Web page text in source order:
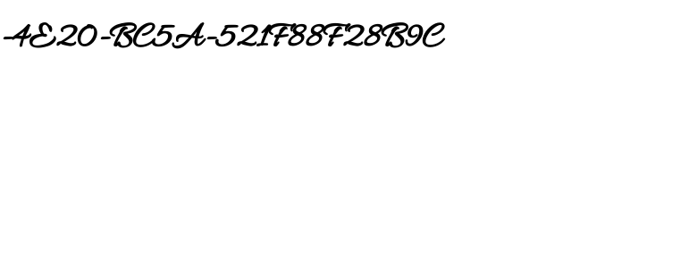
BC5A-521F88F28B9C